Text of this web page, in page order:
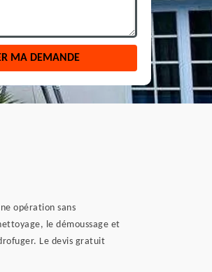
opération sans
le démoussage et
Le devis gratuit